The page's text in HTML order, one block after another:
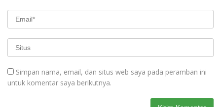
Simpan nama, email, dan situs web saya pada peramban ini
untuk komentar saya berikutnya.